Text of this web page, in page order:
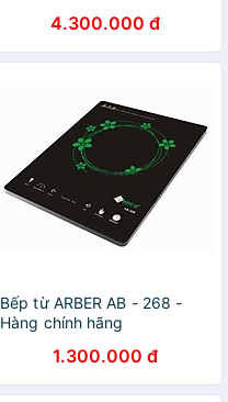
4.300.000 đ
Bếp từ ARBER AB - 268 -
Hàng chính hãng
1.300.000 đ